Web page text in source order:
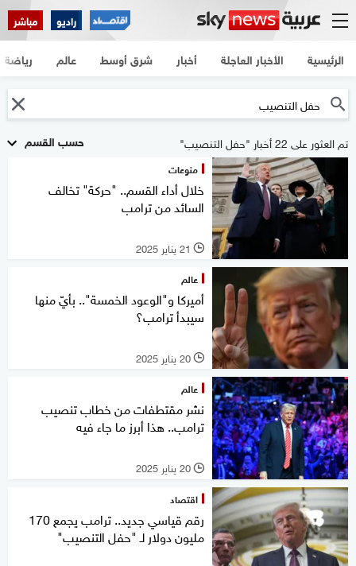
راديو مباشر
الرئيسية الأخبار العاجلة أخبار شرق أوسط عالم رياضة
حسب القسم تم العثور على 22 أخبار "حفل التنصيب"
منوعات
خلال أداء القسم.. "حركة" تخالف
السائد من ترامب
l 21 يناير 2025
عالم
أميركا و"الوعود الخمسة".. بأيّ منها
سيبدأ ترامب؟
l 20 يناير 2025
عالم
نشر مقتطفات من خطاب تنصيب
ترامب.. هذا أبرز ما جاء فيه
l 20 يناير 2025
اقتصاد
رقم قياسي جديد.. ترامب يجمع 170
مليون دولار لـ "حفل التنصيب"